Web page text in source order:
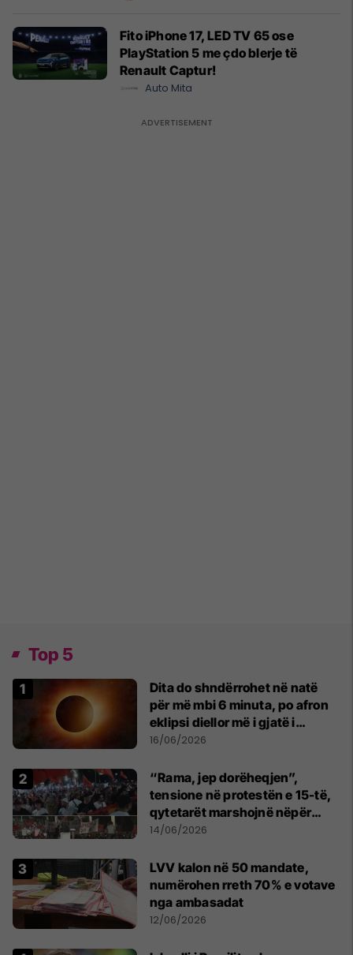
Fito iPhone 17, LED TV 65 ose
PlayStation 5 me çdo blerje të
Renault Captur!
Auto Mita
Top 5
Dita do shndërrohet në natë
për më mbi 6 minuta, po afron
eklipsi diellor më i gjatë i
shekullit të 21-të
16/06/2026
“Rama, jep dorëheqjen”,
tensione në protestën e 15-të,
qytetarët marshojnë nëpër
kryeqytet
14/06/2026
LVV kalon në 50 mandate,
numërohen rreth 70% e votave
nga ambasadat
12/06/2026